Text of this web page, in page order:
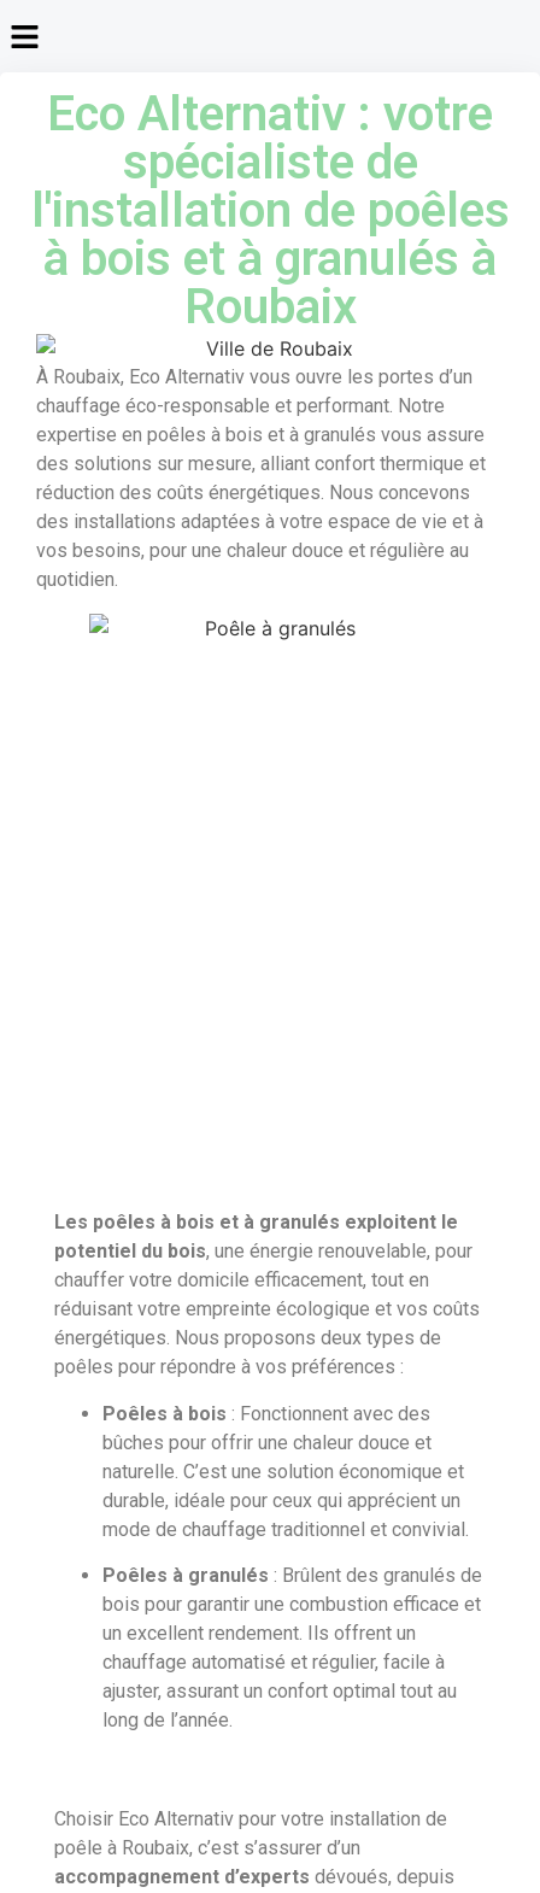
Eco Alternativ : votre
spécialiste de
l'installation de poêles
à bois et à granulés à
Roubaix
À Roubaix, Eco Alternativ vous ouvre les portes d’un
chauffage éco-responsable et performant. Notre
expertise en poêles à bois et à granulés vous assure
des solutions sur mesure, alliant confort thermique et
réduction des coûts énergétiques. Nous concevons
des installations adaptées à votre espace de vie et à
vos besoins, pour une chaleur douce et régulière au
quotidien.
Les poêles à bois et à granulés exploitent le
potentiel du bois, une énergie renouvelable, pour
chauffer votre domicile efficacement, tout en
réduisant votre empreinte écologique et vos coûts
énergétiques. Nous proposons deux types de
poêles pour répondre à vos préférences :
Poêles à bois : Fonctionnent avec des
bûches pour offrir une chaleur douce et
naturelle. C’est une solution économique et
durable, idéale pour ceux qui apprécient un
mode de chauffage traditionnel et convivial.
Poêles à granulés : Brûlent des granulés de
bois pour garantir une combustion efficace et
un excellent rendement. Ils offrent un
chauffage automatisé et régulier, facile à
ajuster, assurant un confort optimal tout au
long de l’année.
Choisir Eco Alternativ pour votre installation de
poêle à Roubaix, c’est s’assurer d’un
accompagnement d’experts dévoués, depuis